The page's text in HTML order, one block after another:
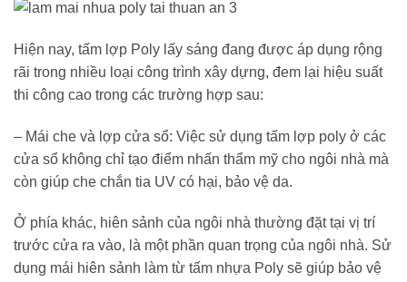
Hiện nay, tấm lợp Poly lấy sáng đang được áp dụng rộng
rãi trong nhiều loại công trình xây dựng, đem lại hiệu suất
thi công cao trong các trường hợp sau:
– Mái che và lợp cửa sổ: Việc sử dụng tấm lợp poly ở các
cửa sổ không chỉ tạo điểm nhấn thẩm mỹ cho ngôi nhà mà
còn giúp che chắn tia UV có hại, bảo vệ da.
Ở phía khác, hiên sảnh của ngôi nhà thường đặt tại vị trí
trước cửa ra vào, là một phần quan trọng của ngôi nhà. Sử
dụng mái hiên sảnh làm từ tấm nhựa Poly sẽ giúp bảo vệ